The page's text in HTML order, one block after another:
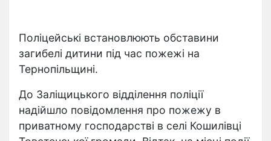
Поліцейські встановлюють обставини
загибелі дитини під час пожежі на
Тернопільщині.
До Заліщицького відділення поліції
надійшло повідомлення про пожежу в
приватному господарстві в селі Кошилівці